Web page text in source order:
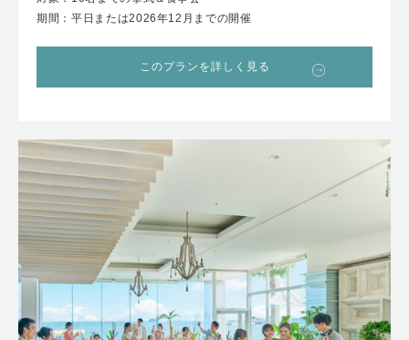
期間：平日または2026年12月までの開催
このプランを詳しく見る